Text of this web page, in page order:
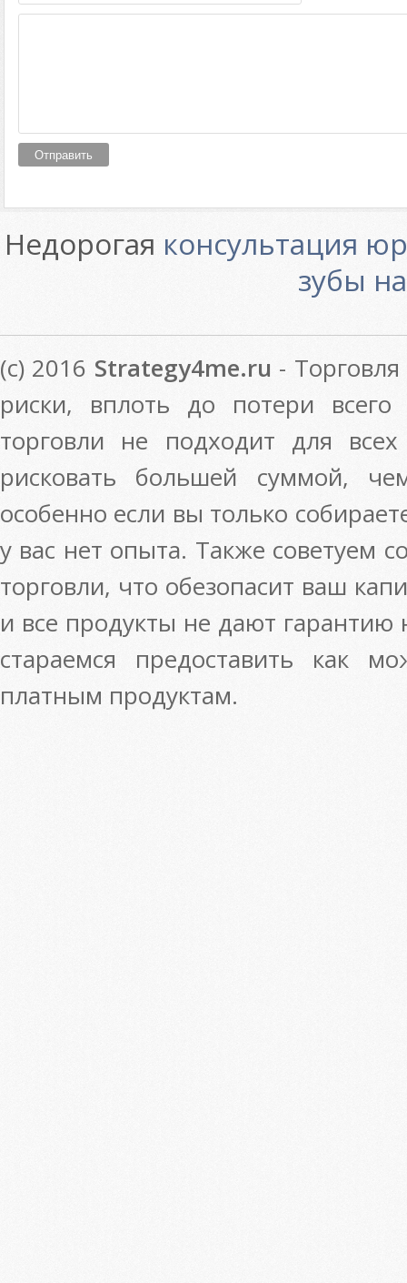
Недорогая консультация
зубы
(c) 2016 Strategy4me.ru -
риски, вплоть до потери
торговли не подходит для
рисковать большей суммой,
особенно если вы только
у вас нет опыта. Также советуем
торговли, что обезопасит ваш
и все продукты не дают
стараемся предоставить как
платным продуктам.